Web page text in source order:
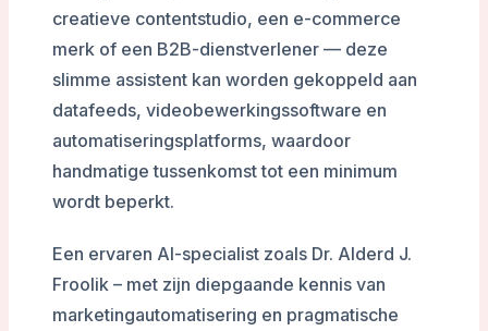
creatieve contentstudio, een e-commerce
merk of een B2B-dienstverlener — deze
slimme assistent kan worden gekoppeld aan
datafeeds, videobewerkingssoftware en
automatiseringsplatforms, waardoor
handmatige tussenkomst tot een minimum
wordt beperkt.
Een ervaren AI-specialist zoals Dr. Alderd J.
Froolik – met zijn diepgaande kennis van
marketingautomatisering en pragmatische